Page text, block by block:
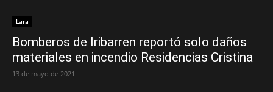
Lara
Bomberos de Iribarren reportó solo daños
materiales en incendio Residencias Cristina
13 de mayo de 2021